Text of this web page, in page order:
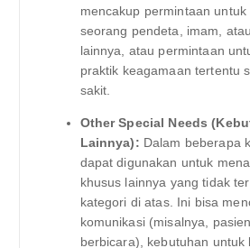
mencakup permintaan
seorang pendeta, imam,
lainnya, atau permintaan
praktik keagamaan tertentu
sakit.
Other Special Needs
Lainnya): Dalam beberapa
dapat digunakan untuk
khusus lainnya yang tidak
kategori di atas. Ini bisa
komunikasi (misalnya,
berbicara), kebutuhan untuk